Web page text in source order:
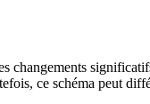
changements
ce schéma peut